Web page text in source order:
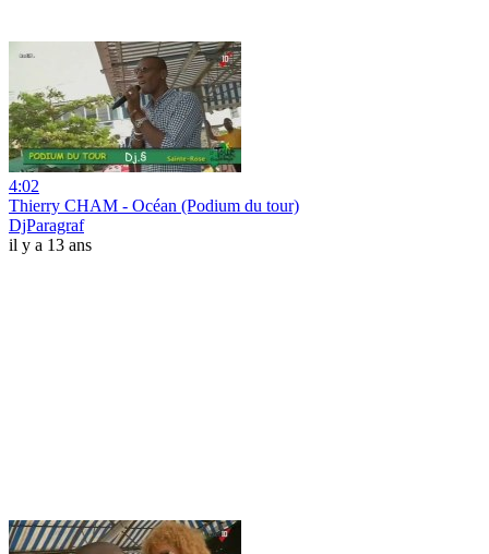
4:02
Thierry CHAM - Océan (Podium du tour)
DjParagraf
il y a 13 ans